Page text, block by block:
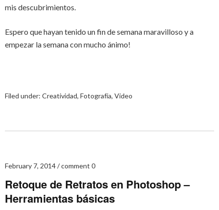
mis descubrimientos.
Espero que hayan tenido un fin de semana maravilloso y a
empezar la semana con mucho ánimo!
Filed under: Creatividad, Fotografía, Video
February 7, 2014 comment 0
Retoque de Retratos en Photoshop –
Herramientas básicas